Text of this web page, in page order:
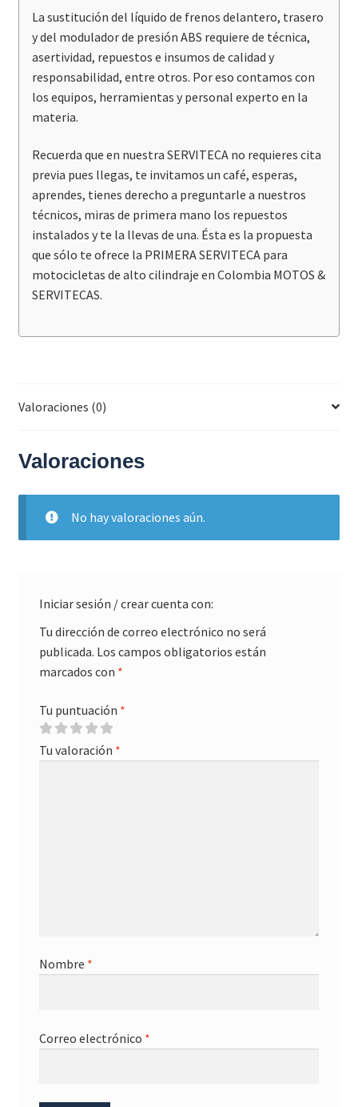
La sustitución del líquido de frenos delantero, trasero
y del modulador de presión ABS requiere de técnica,
asertividad, repuestos e insumos de calidad y
responsabilidad, entre otros. Por eso contamos con
los equipos, herramientas y personal experto en la
materia.
Recuerda que en nuestra SERVITECA no requieres cita
previa pues llegas, te invitamos un café, esperas,
aprendes, tienes derecho a preguntarle a nuestros
técnicos, miras de primera mano los repuestos
instalados y te la llevas de una. Ésta es la propuesta
que sólo te ofrece la PRIMERA SERVITECA para
motocicletas de alto cilindraje en Colombia MOTOS &
SERVITECAS.
Valoraciones (0)
Valoraciones
No hay valoraciones aún.
Iniciar sesión / crear cuenta con:
Tu dirección de correo electrónico no será
publicada. Los campos obligatorios están
marcados con *
Tu puntuación *
Tu valoración *
Nombre *
Correo electrónico *